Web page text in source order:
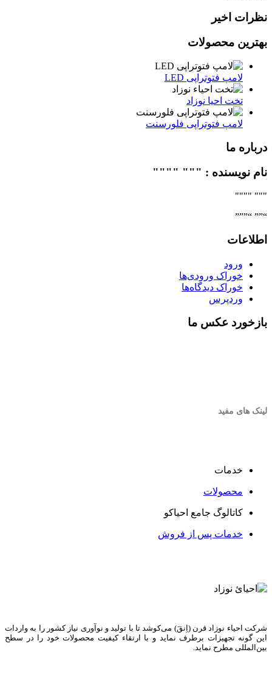
نظرات اخیر
بهترین محصولات
لامپ فتوتراپی LED
تخت احیا نوزاد
لامپ فتوتراپی فلورسنت
درباره ما
نام نویسنده : """ """"
""" """"
“”” “”””
اطلاعات
ورود
خوراک ورودی‌ها
خوراک دیدگاه‌ها
وردپرس
بازخورد عکس ما
لینک های مفید
خدمات
محصولات
کاتالوگ جامع احیاکو
خدمات پس از فروش
شرکت احیاء نوزاد قرن (اِنقَ) می‌کوشد تا با تولید و نوآوری نیاز کشور را به واردات
این گونه تجهیزات برطرف نماید و با ارتقاء کیفیت محصولات خود را در سطح
بین‌المللی مطرح نماید.